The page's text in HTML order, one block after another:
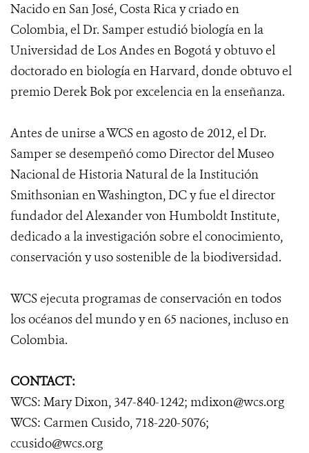
Nacido en San José, Costa Rica y criado en
Colombia, el Dr. Samper estudió biología en la
Universidad de Los Andes en Bogotá y obtuvo el
doctorado en biología en Harvard, donde obtuvo el
premio Derek Bok por excelencia en la enseñanza.
Antes de unirse a WCS en agosto de 2012, el Dr.
Samper se desempeñó como Director del Museo
Nacional de Historia Natural de la Institución
Smithsonian en Washington, DC y fue el director
fundador del Alexander von Humboldt Institute,
dedicado a la investigación sobre el conocimiento,
conservación y uso sostenible de la biodiversidad.
WCS ejecuta programas de conservación en todos
los océanos del mundo y en 65 naciones, incluso en
Colombia.
CONTACT:
WCS: Mary Dixon, 347-840-1242; mdixon@wcs.org
WCS: Carmen Cusido, 718-220-5076;
ccusido@wcs.org